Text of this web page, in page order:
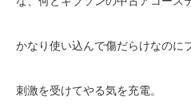
かなり使い込んで傷だらけなのに
刺激を受けてやる気を充電。